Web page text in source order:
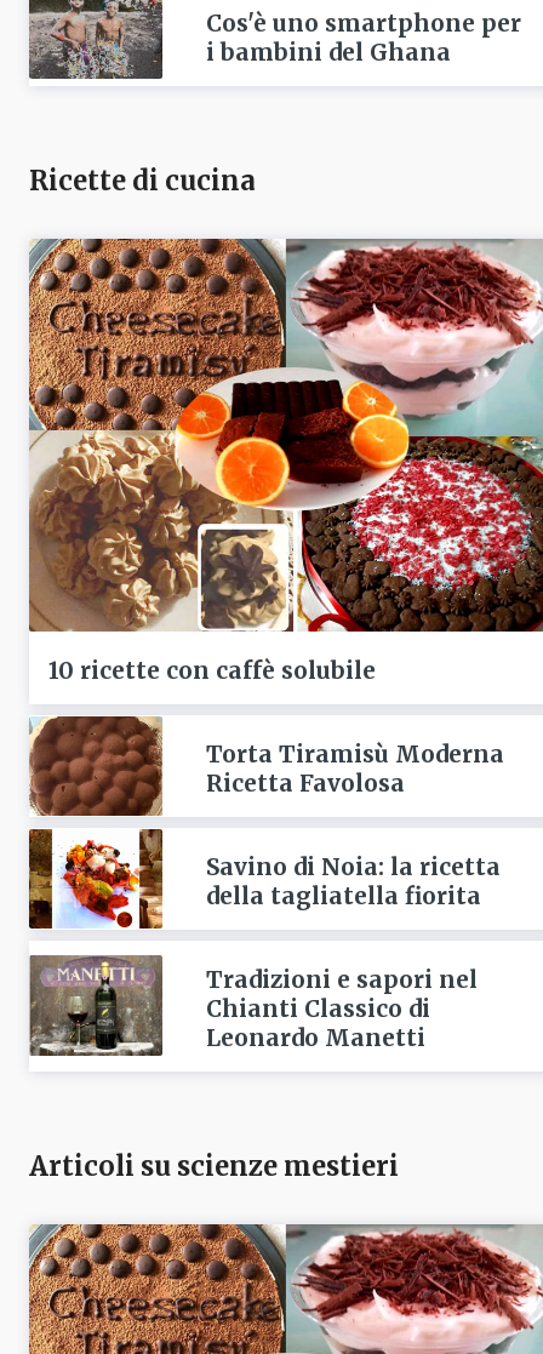
Cos'è uno smartphone per
i bambini del Ghana
Ricette di cucina
10 ricette con caffè solubile
Torta Tiramisù Moderna
Ricetta Favolosa
Savino di Noia: la ricetta
della tagliatella fiorita
Tradizioni e sapori nel
Chianti Classico di
Leonardo Manetti
Articoli su scienze mestieri